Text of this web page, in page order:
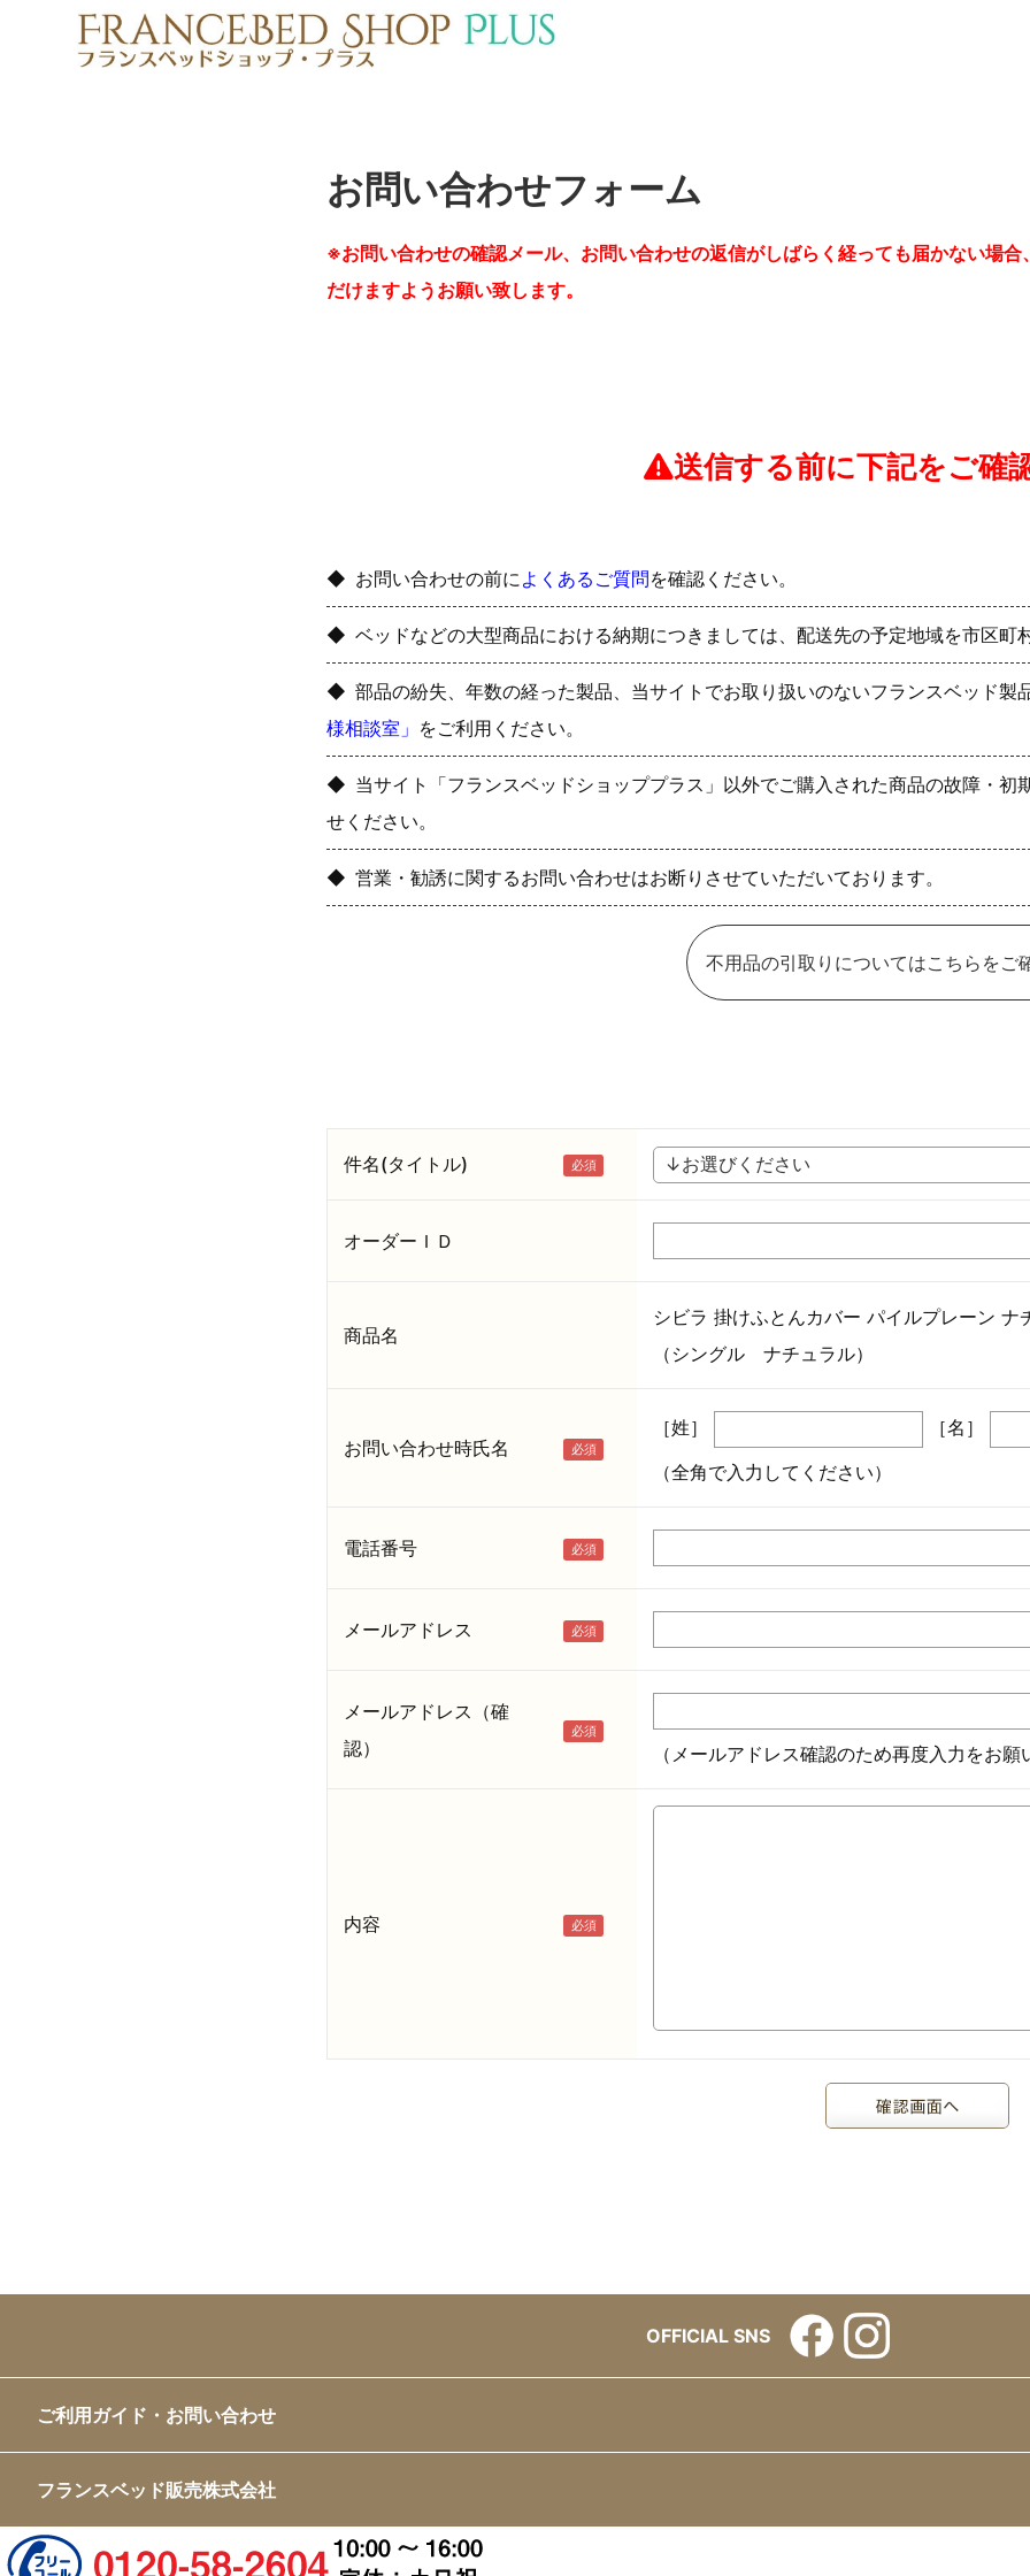
お問い合わせフォーム
※お問い合わせの確認メール、お問い合わせの返信がしばらく経っても届かない場
だけますようお願い致します。
送信する前に下記をご確
お問い合わせの前に よくあるご質問を確認ください。
ベッドなどの大型商品における納期につきましては、配送先の予定地域を市区町
部品の紛失、年数の経った製品、当サイトでお取り扱いのないフランスベッド製
様相談室」 をご利用ください。
当サイト「フランスベッドショッププラス」以外でご購入された商品の故障・
せください。
営業・勧誘に関するお問い合わせはお断りさせていただいております。
不用品の引取りについてはこちらをご
件名(タイトル)
オーダーＩＤ
商品名
シビラ 掛けふとんカバー パイルプレーン ナ
（シングル ナチュラル）
お問い合わせ時氏名
［姓］
［名］
（全角で入力してください）
電話番号
メールアドレス
メールアドレス（確
認）
（メールアドレス確認のため再度入力をお願
内容
OFFICIAL SNS
ご利用ガイド・お問い合わせ
フランスベッド販売株式会社